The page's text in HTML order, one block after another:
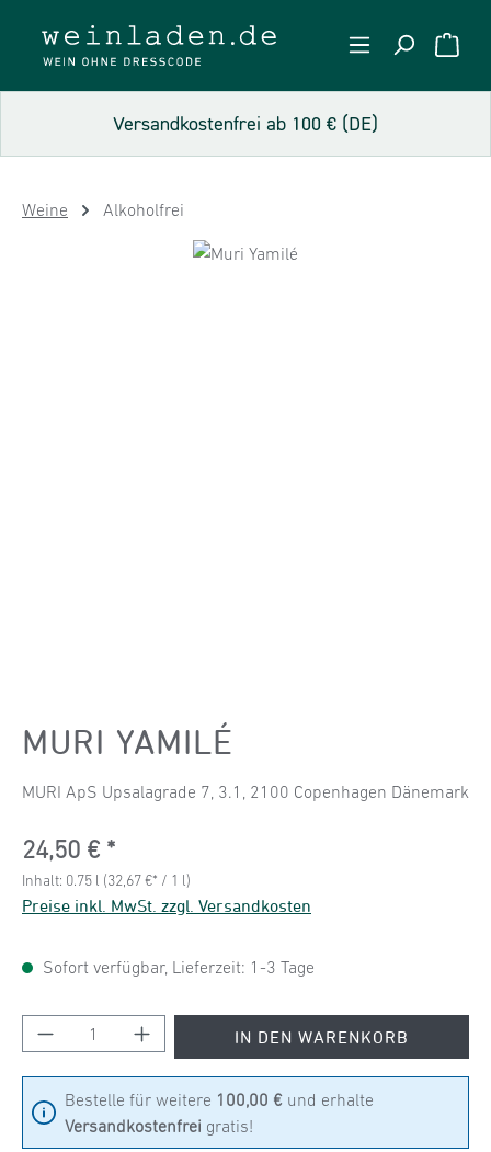
Zum Hauptinhalt springen
Versandkostenfrei ab 100 € (DE)
Weine Alkoholfrei
Bildergalerie überspringen
MURI YAMILÉ
MURI ApS Upsalagrade 7, 3.1, 2100 Copenhagen Dänemark
Regulärer Preis:
24,50 €
Inhalt: 0.75 l (32,67 €* / 1 l)
Preise inkl. MwSt. zzgl. Versandkosten
Sofort verfügbar, Lieferzeit: 1-3 Tage
Produkt Anzahl: Gib den gewünschten Wert
IN DEN WARENKORB
Bestelle für weitere 100,00 € und erhalte
Versandkostenfrei gratis!